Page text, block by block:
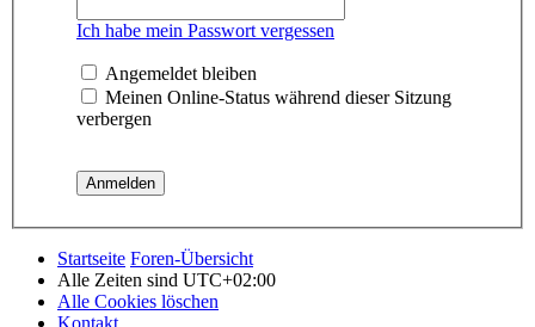
Ich habe mein Passwort vergessen
Angemeldet bleiben
Meinen Online-Status während dieser Sitzung
verbergen
Startseite Foren-Übersicht
Alle Zeiten sind UTC+02:00
Alle Cookies löschen
Kontakt